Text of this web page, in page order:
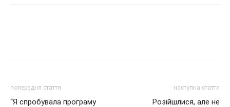
попередня стаття
“Я спробувала програму
наступна стаття
Розійшлися, але не